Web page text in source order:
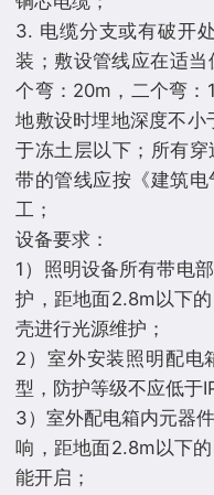
3. 电缆分支或有破开
装；敷设管线应在适
个弯：20m，二个弯
地敷设时埋地深度不
于冻土层以下；所有
带的管线应按《建筑
工；
设备要求：
1）照明设备所有带电
护，距地面2.8m以下
壳进行光源维护；
2）室外安装照明配电
型，防护等级不应低于
3）室外配电箱内元器
响，距地面2.8m以下
能开启；